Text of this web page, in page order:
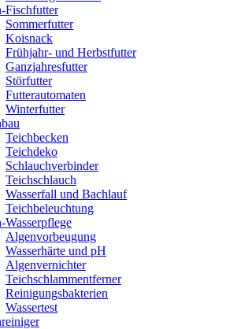
Fischfutter
Sommerfutter
Koisnack
Frühjahr- und Herbstfutter
Ganzjahresfutter
Störfutter
Futterautomaten
Winterfutter
Teichbecken
Teichdeko
Schlauchverbinder
Teichschlauch
Wasserfall und Bachlauf
Teichbeleuchtung
Wasserpflege
Algenvorbeugung
Wasserhärte und pH
Algenvernichter
Teichschlammentferner
Reinigungsbakterien
Wassertest